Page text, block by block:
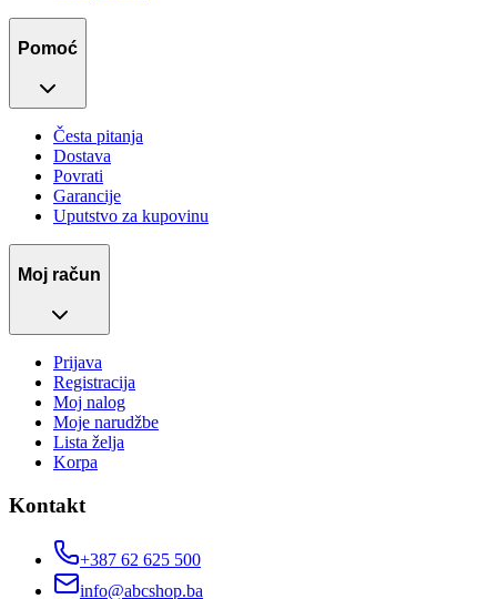
Pomoć
Česta pitanja
Dostava
Povrati
Garancije
Uputstvo za kupovinu
Moj račun
Prijava
Registracija
Moj nalog
Moje narudžbe
Lista želja
Korpa
Kontakt
+387 62 625 500
info@abcshop.ba